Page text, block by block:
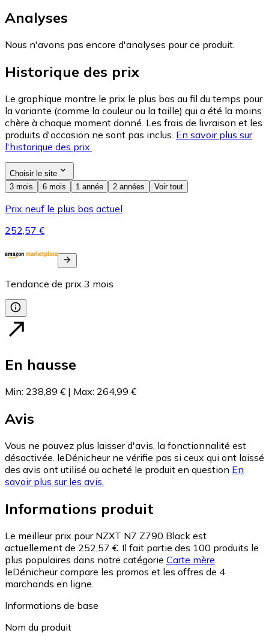
Analyses
Nous n'avons pas encore d'analyses pour ce produit.
Historique des prix
Le graphique montre le prix le plus bas au fil du temps pour
la variante (comme la couleur ou la taille) qui a été la moins
chère à chaque moment donné. Les frais de livraison et les
produits d'occasion ne sont pas inclus. En savoir plus sur
l'historique des prix.
Choisir le site
3 mois
6 mois 1 année 2 années Voir tout
Prix neuf le plus bas actuel
252,57 €
Tendance de prix 3 mois
En hausse
Min: 238,89 € | Max: 264,99 €
Avis
Vous ne pouvez plus laisser d'avis, la fonctionnalité est
désactivée. leDénicheur ne vérifie pas si ceux qui ont laissé
des avis ont utilisé ou acheté le produit en question En
savoir plus sur les avis.
Informations produit
Le meilleur prix pour NZXT N7 Z790 Black est
actuellement de 252,57 €. Il fait partie des 100 produits le
plus populaires dans notre catégorie Carte mère
leDénicheur compare les promos et les offres de 4
marchands en ligne.
Informations de base
Nom du produit